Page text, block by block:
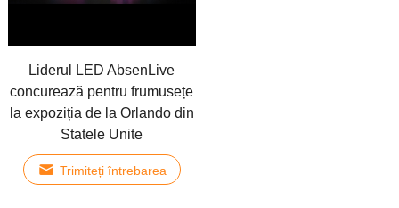
Liderul LED AbsenLive
concurează pentru frumusețe
la expoziția de la Orlando din
Statele Unite
Trimiteți întrebarea